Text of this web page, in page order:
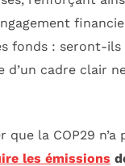
fonds : seront-
d’un cadre clair
la COP29 n’a
les émissions